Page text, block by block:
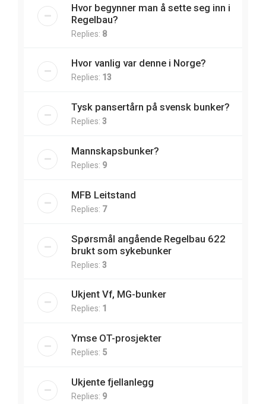
Hvor begynner man å sette seg inn i
Regelbau?
Replies: 8
Hvor vanlig var denne i Norge?
Replies: 13
Tysk pansertårn på svensk bunker?
Replies: 3
Mannskapsbunker?
Replies: 9
MFB Leitstand
Replies: 7
Spørsmål angående Regelbau 622
brukt som sykebunker
Replies: 3
Ukjent Vf, MG-bunker
Replies: 1
Ymse OT-prosjekter
Replies: 5
Ukjente fjellanlegg
Replies: 9